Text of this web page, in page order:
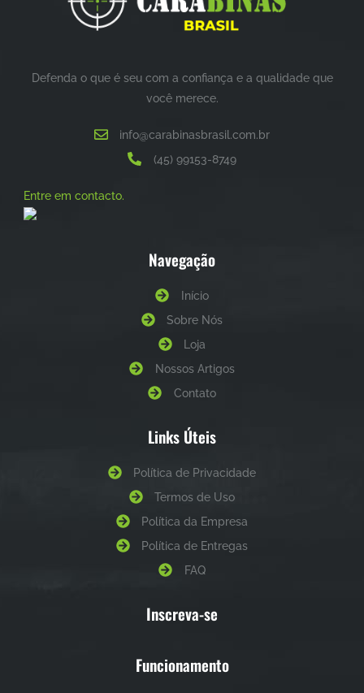
Defenda o que é seu com a confiança e a qualidade que
você merece.
info@carabinasbrasil.com.br
(45) 99153-8749
Entre em contacto.
Navegação
Início
Sobre Nós
Loja
Nossos Artigos
Contato
Links Úteis
Política de Privacidade
Termos de Uso
Política da Empresa
Política de Entregas
FAQ
Inscreva-se
Funcionamento